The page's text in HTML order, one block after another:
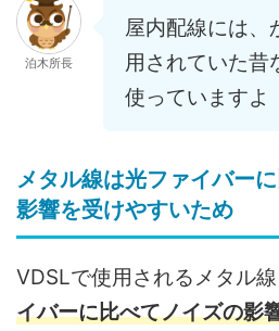
泊木所長
屋内配線には、
用されていた昔
使っていますよ
メタル線は光ファイバー
影響を受けやすいため
VDSLで使用されるメタル線
イバーに比べてノイズの影